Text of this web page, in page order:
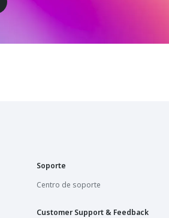
Soporte
Centro de soporte
Customer Support & Feedback